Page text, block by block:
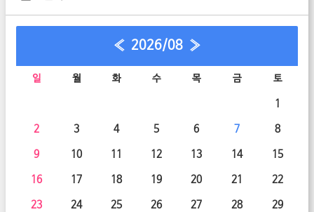
« 2026/08 »
일 월 화 수 목 금 토
1
2 3 4 5 6 7 8
9 10 11 12 13 14 15
16 17 18 19 20 21 22
23 24 25 26 27 28 29